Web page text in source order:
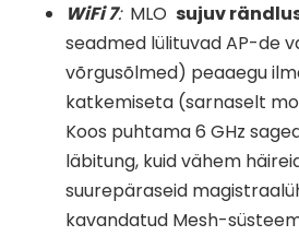
WiFi7: MLO sujuv
seadmed lülituvad AP-de
võrgusõlmed) peaaegu
katkemiseta (sarnaselt
Koos puhtama 6 GHz
läbitung, kuid vähem
suurepäraseid
kavandatud Mesh-